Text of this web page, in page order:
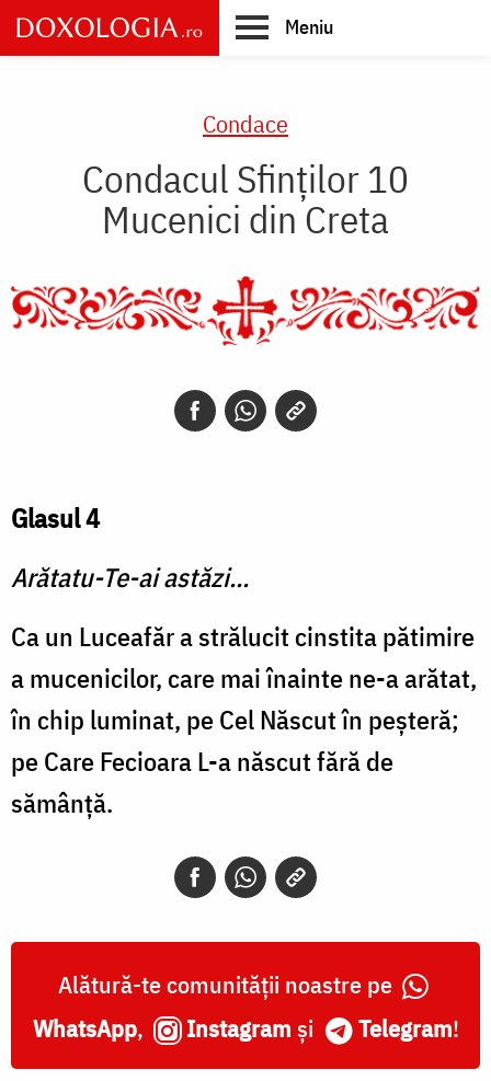
Skip
to
main
Meniu
Condace
Condacul Sfinţilor 10
Mucenici din Creta
Glasul 4
Arătatu-Te-ai astăzi...
Ca un Luceafăr a strălucit cinstita pătimire
a mucenicilor, care mai înainte ne-a arătat,
în chip luminat, pe Cel Născut în peşteră;
pe Care Fecioara L-a născut fără de
sămânţă.
Alătură-te comunității noastre pe
WhatsApp, Instagram și Telegram!